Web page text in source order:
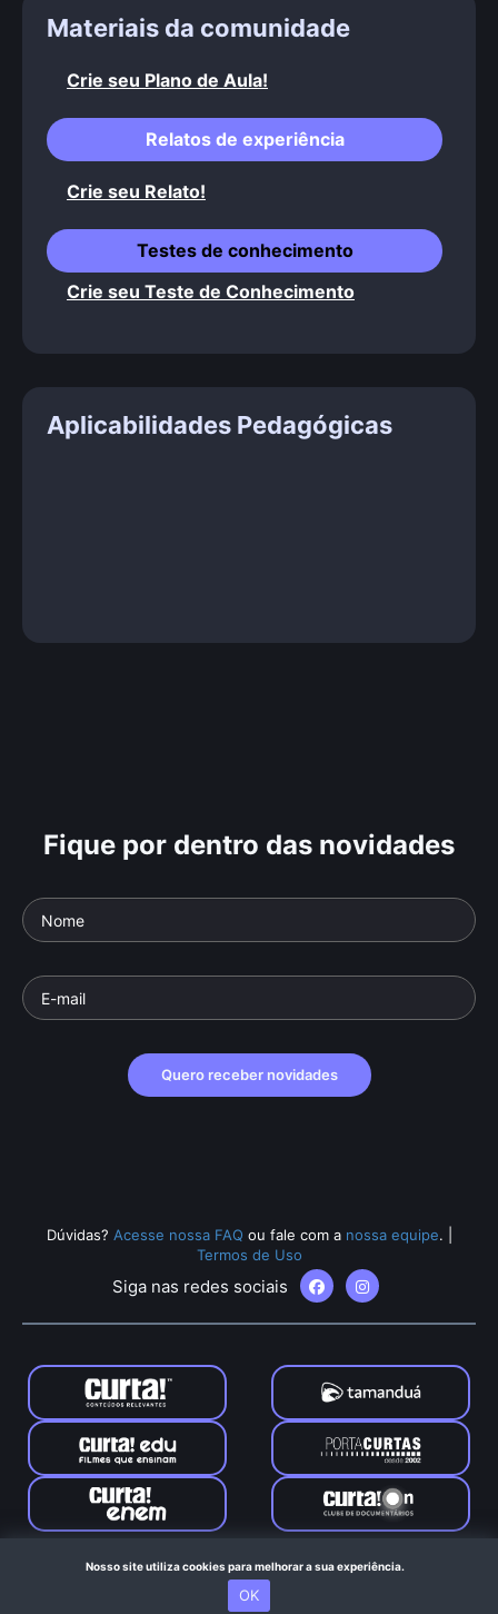
Materiais da comunidade
Crie seu Plano de Aula!
Relatos de experiência
Crie seu Relato!
Testes de conhecimento
Crie seu Teste de Conhecimento
Aplicabilidades Pedagógicas
Fique por dentro das novidades
Quero receber novidades
Dúvidas? Acesse nossa FAQ ou fale com a nossa equipe.
Termos de Uso
Siga nas redes sociais
Tamanduá © 2024. Todos os direitos reservados. Feito com
no Rio de Janeiro
Nosso site utiliza cookies para melhorar a sua experiência.
OK